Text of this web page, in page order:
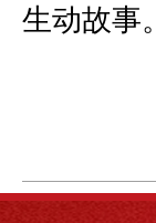
生动故事。